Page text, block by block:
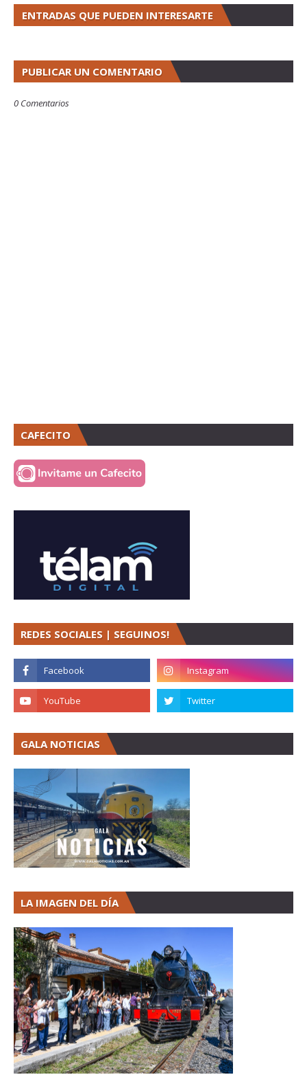
ENTRADAS QUE PUEDEN INTERESARTE
PUBLICAR UN COMENTARIO
0 Comentarios
CAFECITO
REDES SOCIALES | SEGUINOS!
GALA NOTICIAS
LA IMAGEN DEL DÍA